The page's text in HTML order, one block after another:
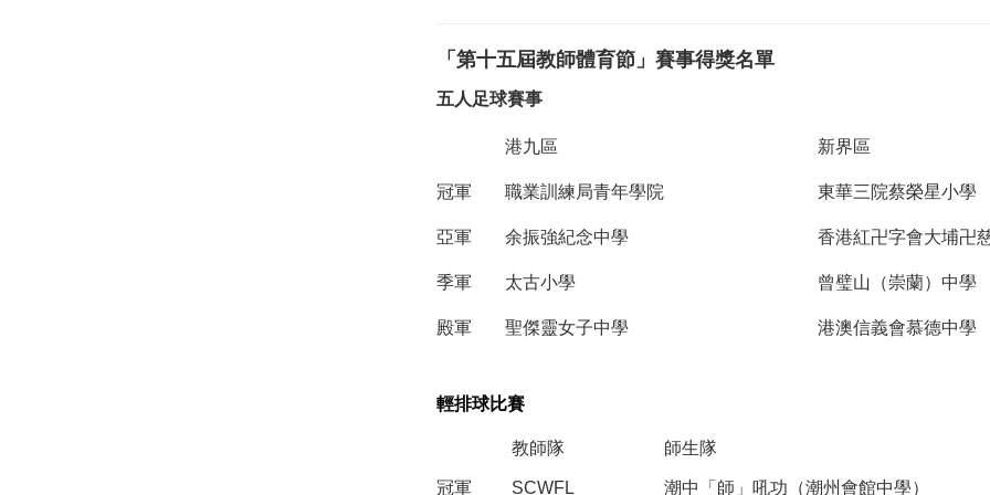
「第十五屆教師體育節」賽事得獎名單
五人足球賽事
港九區 新界區
冠軍 職業訓練局青年學院 東華三院蔡榮星小學
亞軍 余振強紀念中學 香港紅卍字會大埔卍
季軍 太古小學 曾璧山（崇蘭）中學
殿軍 聖傑靈女子中學 港澳信義會慕德中學
輕排球比賽
教師隊 師生隊
冠軍 SCWFL 潮中「師」吼功（潮州會館中學）